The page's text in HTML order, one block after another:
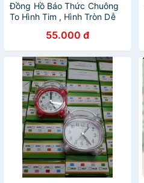
Đồng Hồ Báo Thức Chuông
To Hình Tim , Hình Tròn Dễ
55.000 đ